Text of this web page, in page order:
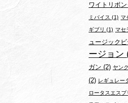
ワイトリボ
ミバイス (1) マ
ギブリ (1) マセ
ュージック
ージョン
ガン (2) ヤン
(2) レギュレー
ロータスエスプ